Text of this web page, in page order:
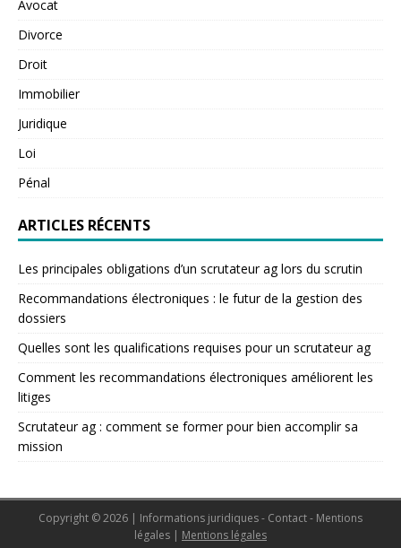
Avocat
Divorce
Droit
Immobilier
Juridique
Loi
Pénal
ARTICLES RÉCENTS
Les principales obligations d’un scrutateur ag lors du scrutin
Recommandations électroniques : le futur de la gestion des
dossiers
Quelles sont les qualifications requises pour un scrutateur ag
Comment les recommandations électroniques améliorent les
litiges
Scrutateur ag : comment se former pour bien accomplir sa
mission
Copyright © 2026 | Informations juridiques - Contact - Mentions
légales | Mentions légales